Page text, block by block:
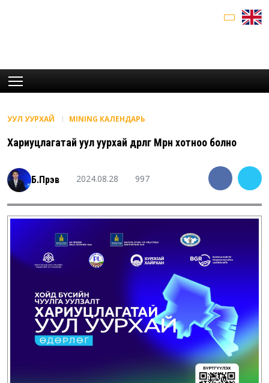
УУЛ УУРХАЙ MINING КАЛЕНДАРЬ
Хариуцлагатай уул уурхай өдөрлөг Мөрөн хотноо болно
Б.Пүрэв 2024.08.28 997